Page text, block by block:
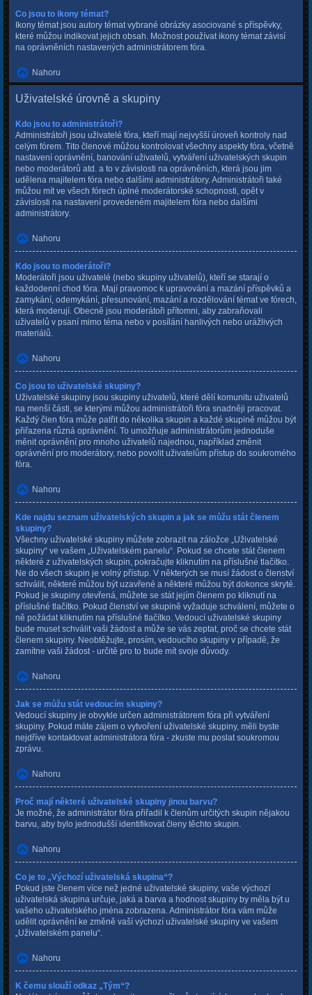
Co jsou to ikony témat?
Ikony témat jsou autory témat vybrané obrázky asociované s příspěvky,
které můžou indikovat jejich obsah. Možnost používat ikony témat závisí
na oprávněních nastavených administrátorem fóra.
Nahoru
Uživatelské úrovně a skupiny
Kdo jsou to administrátoři?
Administrátoři jsou uživatelé fóra, kteří mají nejvyšší úroveň kontroly nad
celým fórem. Tito členové můžou kontrolovat všechny aspekty fóra, včetně
nastavení oprávnění, banování uživatelů, vytváření uživatelských skupin
nebo moderátorů atd. a to v závislosti na oprávněních, která jsou jim
udělena majitelem fóra nebo dalšími administrátory. Administrátoři také
můžou mít ve všech fórech úplné moderátorské schopnosti, opět v
závislosti na nastavení provedeném majitelem fóra nebo dalšími
administrátory.
Nahoru
Kdo jsou to moderátoři?
Moderátoři jsou uživatelé (nebo skupiny uživatelů), kteří se starají o
každodenní chod fóra. Mají pravomoc k upravování a mazání příspěvků a
zamykání, odemykání, přesunování, mazání a rozdělování témat ve fórech,
která moderují. Obecně jsou moderátoři přítomni, aby zabraňovali
uživatelů v psaní mimo téma nebo v posílání hanlivých nebo urážlivých
materiálů.
Nahoru
Co jsou to uživatelské skupiny?
Uživatelské skupiny jsou skupiny uživatelů, které dělí komunitu uživatelů
na menší části, se kterými můžou administrátoři fóra snadněji pracovat.
Každý člen fóra může patřit do několika skupin a každé skupině můžou být
přiřazena různá oprávnění. To umožňuje administrátorům jednoduše
měnit oprávnění pro mnoho uživatelů najednou, například změnit
oprávnění pro moderátory, nebo povolit uživatelům přístup do soukromého
fóra.
Nahoru
Kde najdu seznam uživatelských skupin a jak se můžu stát členem
skupiny?
Všechny uživatelské skupiny můžete zobrazit na záložce „Uživatelské
skupiny“ ve vašem „Uživatelském panelu“. Pokud se chcete stát členem
některé z uživatelských skupin, pokračujte kliknutím na příslušné tlačítko.
Ne do všech skupin je volný přístup. V některých se musí žádost o členství
schválit, některé můžou být uzavřené a některé můžou být dokonce skryté.
Pokud je skupiny otevřená, můžete se stát jejím členem po kliknutí na
příslušné tlačítko. Pokud členství ve skupině vyžaduje schválení, můžete o
ně požádat kliknutím na příslušné tlačítko. Vedoucí uživatelské skupiny
bude muset schválit vaši žádost a může se vás zeptat, proč se chcete stát
členem skupiny. Neobtěžujte, prosím, vedoucího skupiny v případě, že
zamítne vaši žádost - určitě pro to bude mít svoje důvody.
Nahoru
Jak se můžu stát vedoucím skupiny?
Vedoucí skupiny je obvykle určen administrátorem fóra při vytváření
skupiny. Pokud máte zájem o vytvoření uživatelské skupiny, měli byste
nejdříve kontaktovat administrátora fóra - zkuste mu poslat soukromou
zprávu.
Nahoru
Proč mají některé uživatelské skupiny jinou barvu?
Je možné, že administrátor fóra přiřadil k členům určitých skupin nějakou
barvu, aby bylo jednodušší identifikovat členy těchto skupin.
Nahoru
Co je to „Výchozí uživatelská skupina“?
Pokud jste členem více než jedné uživatelské skupiny, vaše výchozí
uživatelská skupina určuje, jaká a barva a hodnost skupiny by měla být u
vašeho uživatelského jména zobrazena. Administrátor fóra vám může
udělit oprávnění ke změně vaší výchozí uživatelské skupiny ve vašem
„Uživatelském panelu“.
Nahoru
K čemu slouží odkaz „Tým“?